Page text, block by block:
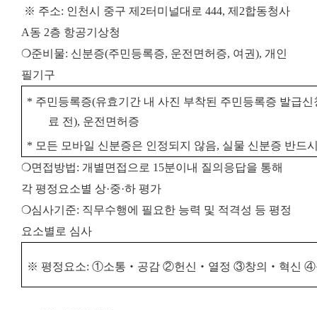
※ 주소: 인천시 중구 제2터미널대로 444, 제2합동청사
A동 2층 항공기상청
❍준비물: 신분증(주민등록증, 운전면허증, 여권), 개인
필기구
* 주민등록증(유효기간 내 사진 부착된 주민등록증 발급신
료 전), 운전면허증
* 모든 모바일 신분증은 인정되지 않음, 실물 신분증 반드
❍면접방법: 개별면접으로 15분이내 질의응답을 통해
각 평정요소별 상·중·하 평가
❍심사기준: 직무수행에 필요한 능력 및 적격성 등 평정
요소별로 심사
※ 평정요소: ①소통 ‧ 공감 ②헌신 ‧ 열정 ③창의 ‧ 혁신 ④